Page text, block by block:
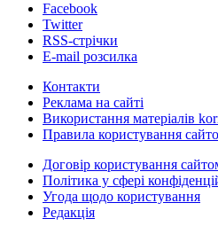
Facebook
Twitter
RSS-стрічки
E-mail розсилка
Контакти
Реклама на сайті
Використання матеріалів
Правила користування
Договір користування
Політика у сфері
Угода щодо користування
Редакція